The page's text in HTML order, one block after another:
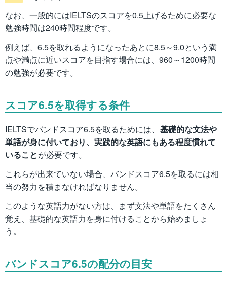
なお、一般的にはIELTSのスコアを0.5上げるために必要な
勉強時間は240時間程度です。
例えば、6.5を取れるようになったあとに8.5～9.0という満
点や満点に近いスコアを目指す場合には、960～1200時間
の勉強が必要です。
スコア6.5を取得する条件
IELTSでバンドスコア6.5を取るためには、 基礎的な文法や
単語が身に付いており、実践的な英語にもある程度慣れて
いることが必要です。
これらが出来ていない場合、バンドスコア6.5を取るには相
当の努力を積まなければなりません。
このような英語力がない方は、まず文法や単語をたくさん
覚え、基礎的な英語力を身に付けることから始めましょ
う。
バンドスコア6.5の配分の目安